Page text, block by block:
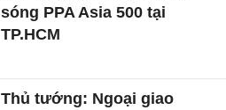
sóng PPA Asia 500 tại
TP.HCM
Thủ tướng: Ngoại giao